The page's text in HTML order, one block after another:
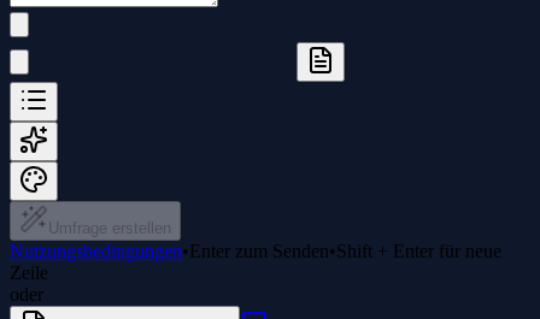
Umfrage erstellen
Nutzungsbedingungen•Enter zum Senden•Shift + Enter für neue
Zeile
oder